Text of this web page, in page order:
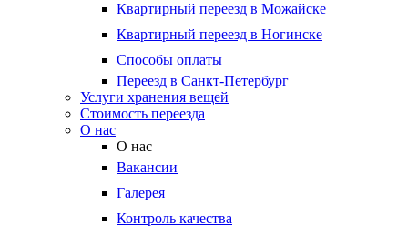
Квартирный переезд в Можайске
Квартирный переезд в Ногинске
Способы оплаты
Переезд в Санкт-Петербург
Услуги хранения вещей
Стоимость переезда
О нас
О нас
Вакансии
Галерея
Контроль качества